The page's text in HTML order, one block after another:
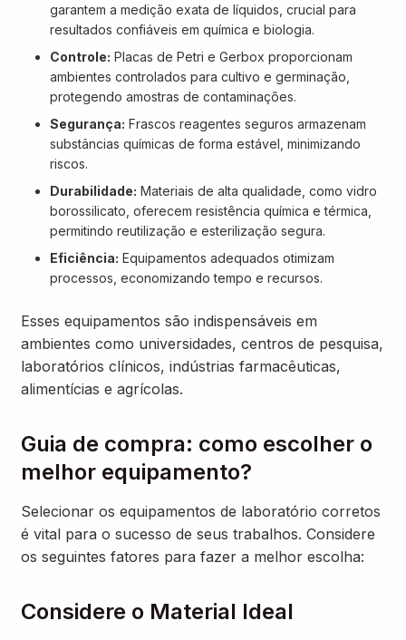
garantem a medição exata de líquidos, crucial para
resultados confiáveis em química e biologia.
Controle: Placas de Petri e Gerbox proporcionam
ambientes controlados para cultivo e germinação,
protegendo amostras de contaminações.
Segurança: Frascos reagentes seguros armazenam
substâncias químicas de forma estável, minimizando
riscos.
Durabilidade: Materiais de alta qualidade, como vidro
borossilicato, oferecem resistência química e térmica,
permitindo reutilização e esterilização segura.
Eficiência: Equipamentos adequados otimizam
processos, economizando tempo e recursos.
Esses equipamentos são indispensáveis em
ambientes como universidades, centros de pesquisa,
laboratórios clínicos, indústrias farmacêuticas,
alimentícias e agrícolas.
Guia de compra: como escolher o
melhor equipamento?
Selecionar os equipamentos de laboratório corretos
é vital para o sucesso de seus trabalhos. Considere
os seguintes fatores para fazer a melhor escolha:
Considere o Material Ideal